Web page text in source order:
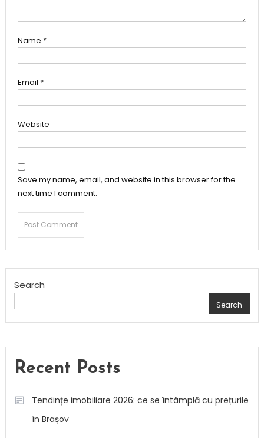
Name *
Email *
Website
Save my name, email, and website in this browser for the
next time I comment.
Search
Search
Recent Posts
Tendințe imobiliare 2026: ce se întâmplă cu prețurile
în Brașov